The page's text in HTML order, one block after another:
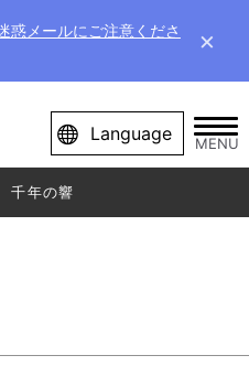
惑メールにご注意くださ
×
Language MENU
千年の響